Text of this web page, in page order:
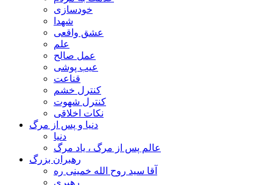
خودسازی
شهدا
عشق واقعی
علم
عمل صالح
عیب پوشی
قناعت
کنترل خشم
کنترل شهوت
نکات اخلاقی
دنیا و پس از مرگ
دنیا
عالم پس از مرگ ، یاد مرگ
رهبران بزرگ
آقا سید روح الله خمینی ره
رهبری